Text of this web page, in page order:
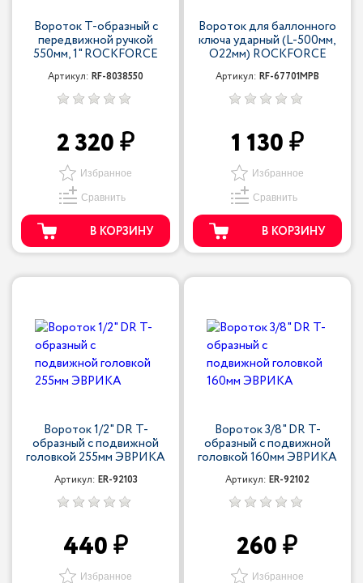
Вороток Т-образный с
передвижной ручкой
550мм, 1" ROCKFORCE
Артикул: RF-8038550
2 320
Избранное
Сравнить
В КОРЗИНУ
Вороток для баллонного
ключа ударный (L-500мм,
O22мм) ROCKFORCE
Артикул: RF-67701MPB
1 130
Избранное
Сравнить
В КОРЗИНУ
Вороток 1/2" DR Т-
образный с подвижной
головкой 255мм ЭВРИКА
Артикул: ER-92103
440
Избранное
Вороток 3/8" DR Т-
образный с подвижной
головкой 160мм ЭВРИКА
Артикул: ER-92102
260
Избранное